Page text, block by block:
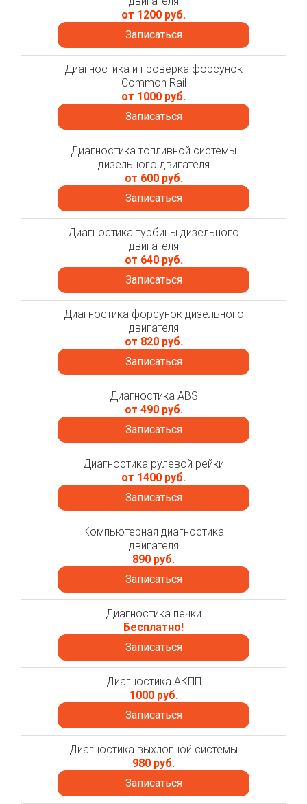
от 1200 руб.
Записаться
Диагностика и проверка форсунок
Common Rail
от 1000 руб.
Записаться
Диагностика топливной системы
дизельного двигателя
от 600 руб.
Записаться
Диагностика турбины дизельного
двигателя
от 640 руб.
Записаться
Диагностика форсунок дизельного
двигателя
от 820 руб.
Записаться
Диагностика ABS
от 490 руб.
Записаться
Диагностика рулевой рейки
от 1400 руб.
Записаться
Компьютерная диагностика
двигателя
890 руб.
Записаться
Диагностика печки
Бесплатно!
Записаться
Диагностика АКПП
1000 руб.
Записаться
Диагностика выхлопной системы
980 руб.
Записаться